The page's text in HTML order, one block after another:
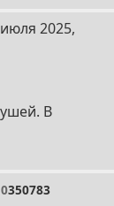
2025,
В
350783